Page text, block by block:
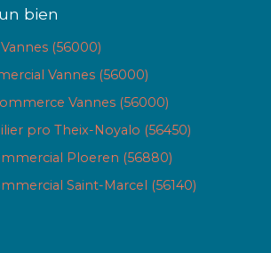
bien
(56000)
Vannes (56000)
Vannes (56000)
pro Theix-Noyalo (56450)
Ploeren (56880)
Saint-Marcel (56140)